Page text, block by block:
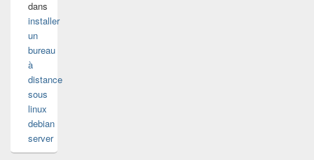
dans
installer
un
bureau
à
distance
sous
linux
debian
server